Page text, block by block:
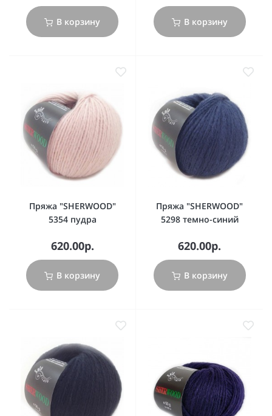
В корзину В корзину
Пряжа "SHERWOOD"
5354 пудра
620.00р.
В корзину
Пряжа "SHERWOOD"
5298 темно-синий
620.00р.
В корзину